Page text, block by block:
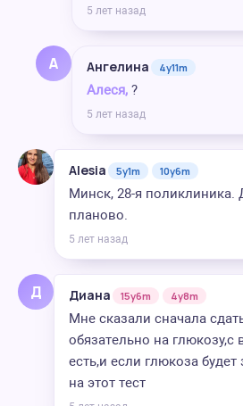
5 лет назад
А Ангелина 4y11m
Алеся, ?
5 лет назад
Alesia 5y1m 10y6m
Минск, 28-я поликлиника.
планово.
5 лет назад
Д Диана 15y6m 4y8m
Мне сказали сначала
обязательно на глюкозу,с
есть,и если глюкоза
на этот тест